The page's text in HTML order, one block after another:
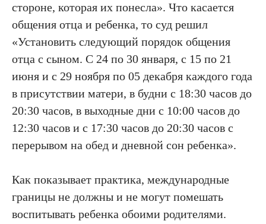
стороне, которая их понесла». Что касается
общения отца и ребенка, то суд решил
«Установить следующий порядок общения
отца с сыном. С 24 по 30 января, с 15 по 21
июня и с 29 ноября по 05 декабря каждого года
в присутствии матери, в будни с 18:30 часов до
20:30 часов, в выходные дни с 10:00 часов до
12:30 часов и с 17:30 часов до 20:30 часов с
перерывом на обед и дневной сон ребенка».
Как показывает практика, международные
границы не должны и не могут помешать
воспитывать ребенка обоими родителями.